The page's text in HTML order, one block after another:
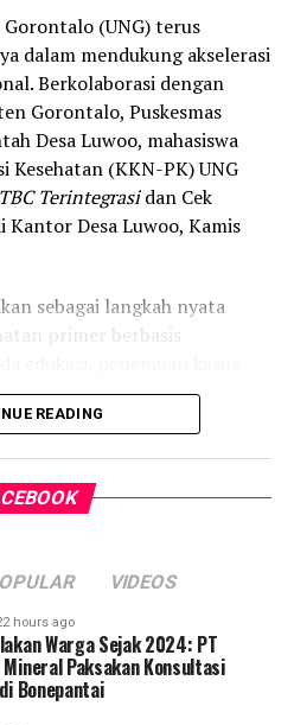
sebagaimana dipaparkan
Wawali Indra Gobel
IKAD ini membuktikan bahwa
serta inklusivitas
di Kota Gorontalo
keberhasilan pemerintah
agar makin
berkelanjutan.
Gorontalo (UNG) terus
dalam mendukung akselerasi
Berkolaborasi dengan
Gorontalo, Puskesmas
Desa Luwoo, mahasiswa
Kesehatan (KKN-PK) UNG
Terintegrasidan Cek
Kantor Desa Luwoo, Kamis
sebagai langkah nyata
primer berbasis
serta pemutusan rantai
yang masih menjadi salah
secara langsung
Th. Kum, M.Biomed., Ns. Nur
dan Ns. Sartika, S.Kep.,
ini memastikan seluruh
berjalan sesuai standar
READING
VIDEOS
hours ago
Warga Sejak 2024: PT
Mineral Paksakan Konsultasi
Bonepantai